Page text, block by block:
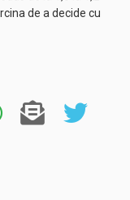
de a decide cu